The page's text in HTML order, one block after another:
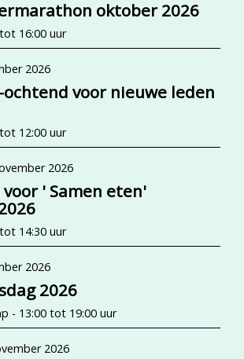
oktober 2026
16:00 uur
2026
voor nieuwe leden
12:00 uur
2026
' Samen eten'
14:30 uur
2026
2026
- 13:00 tot 19:00 uur
2026